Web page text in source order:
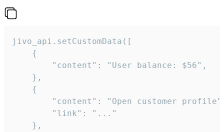
jivo_api.setCustomData([
    {
        "content": "User balance: $56",
    },
    {
"content": "Open customer
        "link": "..."
    },